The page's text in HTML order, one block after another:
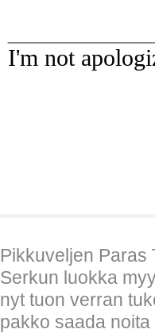
I'm not
Pikkuveljen Paras
Serkun luokka
nyt tuon verran
pakko saada